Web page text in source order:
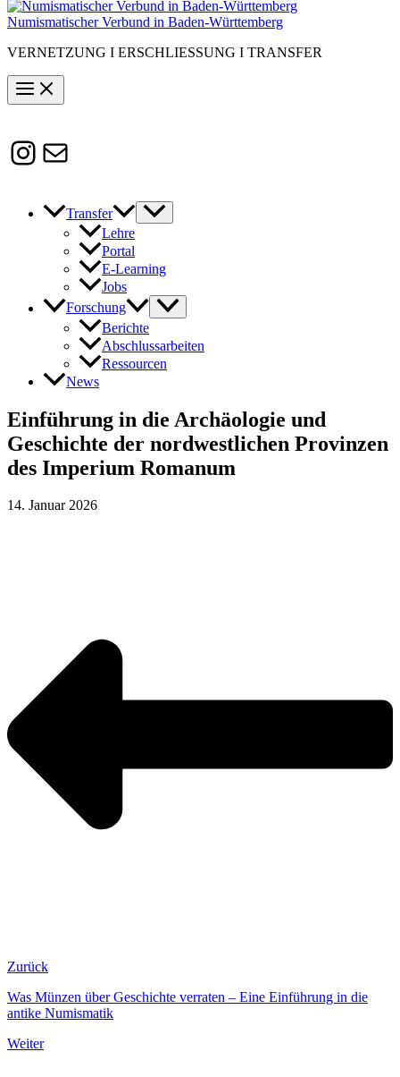
Numismatischer Verbund in Baden-Württemberg
VERNETZUNG I ERSCHLIESSUNG I TRANSFER
Instagram
Susanne.Boerner@zaw.uni-
heidelberg.de
Transfer
Lehre
Portal
E-Learning
Jobs
Forschung
Berichte
Abschlussarbeiten
Ressourcen
News
Einführung in die Archäologie und
Geschichte der nordwestlichen Provinzen
des Imperium Romanum
14. Januar 2026
Zurück
Was Münzen über Geschichte verraten – Eine Einführung in die
antike Numismatik
Weiter